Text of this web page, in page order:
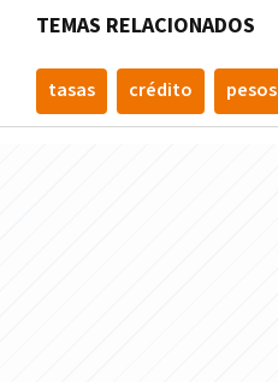
TEMAS RELACIONADOS
tasas crédito pesos